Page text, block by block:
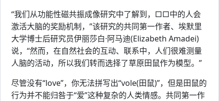
“我们从功能性磁共振成像研究中了解到，□□中的人会
激活大脑的奖励机制，”该研究的共同第一作者、埃默里
大学博士后研究员伊丽莎白·阿马迪(Elizabeth Amadei)
说，“然而，在自然社会的互动、联系中，人们很难测量
人脑的活动，所以我们转而选择了草原田鼠作为模型。”
尽管没有“love”，你无法拼写出“vole(田鼠)”，但是田鼠的
行为并不能归咎于“爱”这种复杂的人类情感。共同第一作